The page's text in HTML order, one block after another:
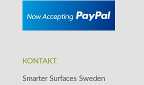
KONTAKT
Smarter Surfaces Sweden